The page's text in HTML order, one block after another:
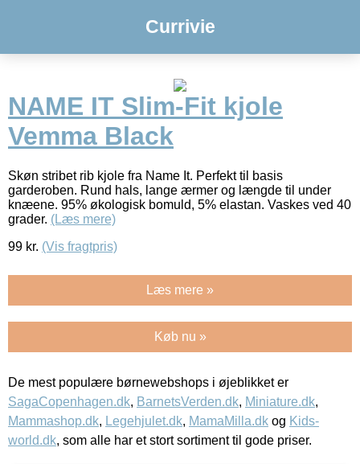
Currivie
NAME IT Slim-Fit kjole
Vemma Black
Skøn stribet rib kjole fra Name It. Perfekt til basis
garderoben. Rund hals, lange ærmer og længde til under
knæene. 95% økologisk bomuld, 5% elastan. Vaskes ved 40
grader. (Læs mere)
99 kr. (Vis fragtpris)
Læs mere »
Køb nu »
De mest populære børnewebshops i øjeblikket er
SagaCopenhagen.dk, BarnetsVerden.dk, Miniature.dk,
Mammashop.dk, Legehjulet.dk, MamaMilla.dk og Kids-
world.dk, som alle har et stort sortiment til gode priser.